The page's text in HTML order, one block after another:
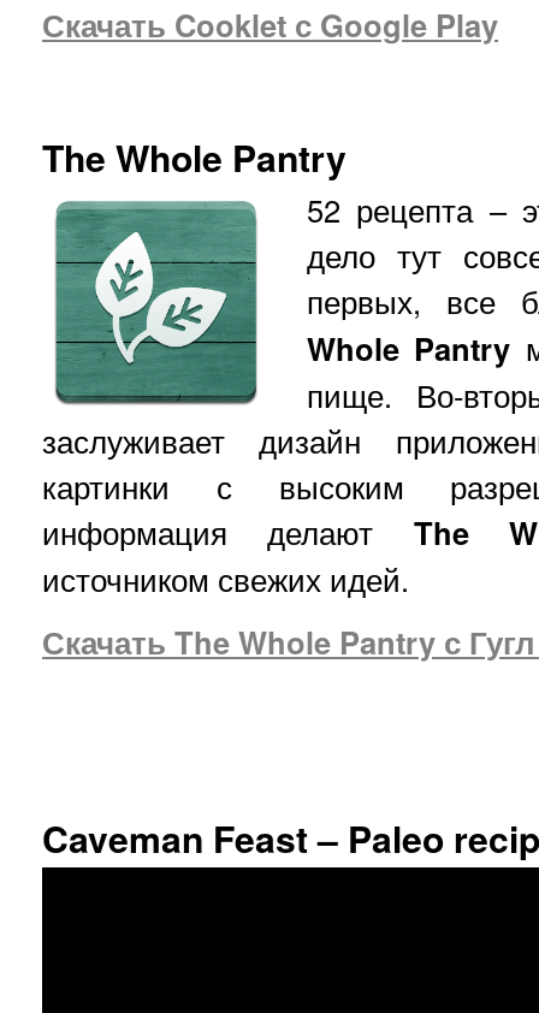
Скачать Cooklet с Google Play
The Whole Pantry
52 рецепта –
дело тут
первых, все
Whole Pantry
пище. Во-
заслуживает дизайн
картинки с высоким
информация делают The
источником свежих идей.
Скачать The Whole Pantry с
Caveman Feast – Paleo